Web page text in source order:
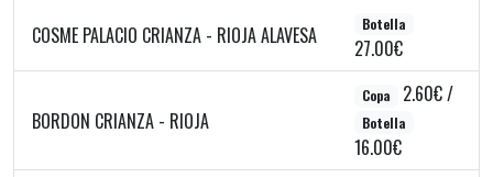
COSME PALACIO CRIANZA - RIOJA ALAVESA Botella
27.00€
BORDON CRIANZA - RIOJA
Copa 2.60€ /
Botella
16.00€